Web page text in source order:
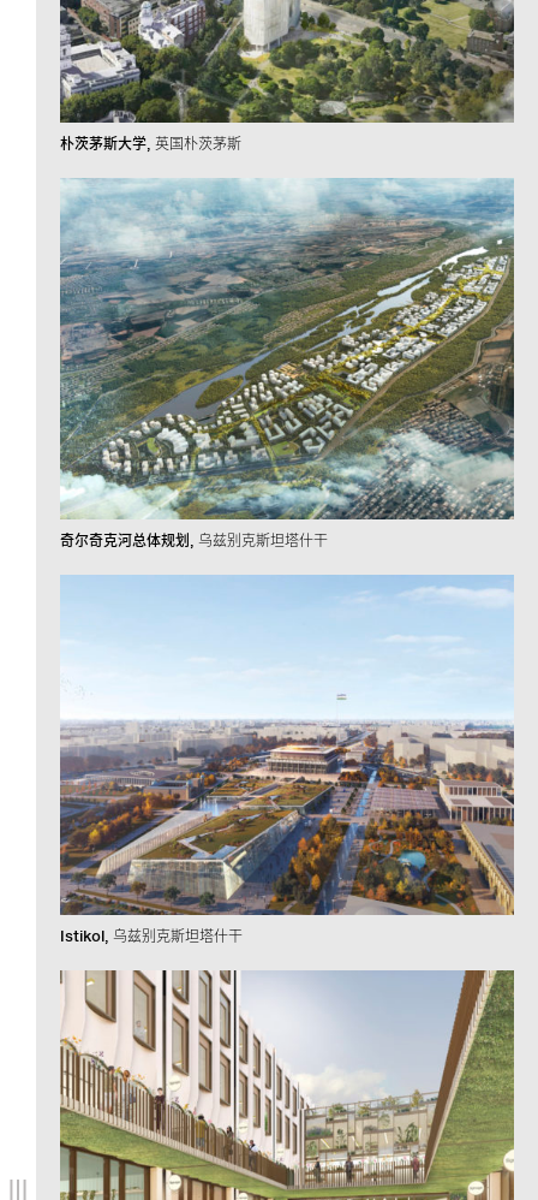
朴茨茅斯大学 英国朴茨茅斯
奇尔奇克河总体规划 乌兹别克斯坦塔什干
Istikol 乌兹别克斯坦塔什干